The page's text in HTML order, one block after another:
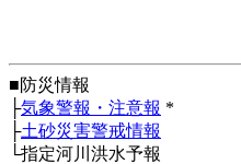
■防災情報
├気象警報・注意報 *
├土砂災害警戒情報
└指定河川洪水予報